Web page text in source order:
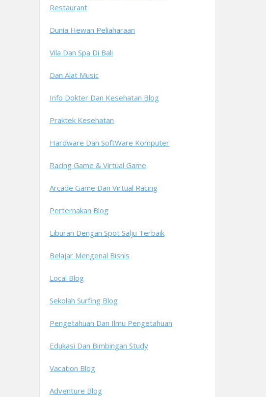
Restaurant
Dunia Hewan Peliaharaan
Vila Dan Spa Di Bali
Dan Alat Music
Info Dokter Dan Kesehatan Blog
Praktek Kesehatan
Hardware Dan SoftWare Komputer
Racing Game & Virtual Game
Arcade Game Dan Virtual Racing
Perternakan Blog
Liburan Dengan Spot Salju Terbaik
Belajar Mengenal Bisnis
Local Blog
Sekolah Surfing Blog
Pengetahuan Dan Ilmu Pengetahuan
Edukasi Dan Bimbingan Study
Vacation Blog
Adventure Blog